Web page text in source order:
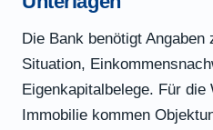
Die Bank benötigt
Situation,
Eigenkapitalbelege. Für
Immobilie kommen